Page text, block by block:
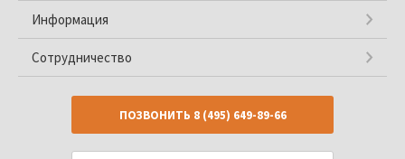
Информация
Сотрудничество
ПОЗВОНИТЬ 8 (495) 649-89-66